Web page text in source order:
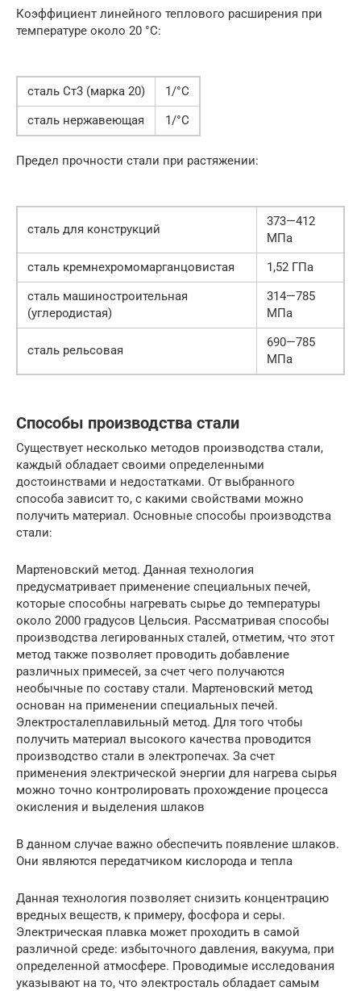
Коэффициент линейного теплового расширения при
температуре около 20 °C:
сталь Ст3 (марка 20)
1/°C
сталь нержавеющая
1/°C
Предел прочности стали при растяжении:
сталь для конструкций
373—412
МПа
сталь кремнехромомарганцовистая
1,52 ГПа
сталь машиностроительная
(углеродистая)
314—785
МПа
сталь рельсовая
690—785
МПа
Способы производства стали
Существует несколько методов производства стали,
каждый обладает своими определенными
достоинствами и недостатками. От выбранного
способа зависит то, с какими свойствами можно
получить материал. Основные способы производства
стали:
Мартеновский метод. Данная технология
предусматривает применение специальных печей,
которые способны нагревать сырье до температуры
около 2000 градусов Цельсия. Рассматривая способы
производства легированных сталей, отметим, что этот
метод также позволяет проводить добавление
различных примесей, за счет чего получаются
необычные по составу стали. Мартеновский метод
основан на применении специальных печей.
Электросталеплавильный метод. Для того чтобы
получить материал высокого качества проводится
производство стали в электропечах. За счет
применения электрической энергии для нагрева сырья
можно точно контролировать прохождение процесса
окисления и выделения шлаков
В данном случае важно обеспечить появление шлаков.
Они являются передатчиком кислорода и тепла
Данная технология позволяет снизить концентрацию
вредных веществ, к примеру, фосфора и серы.
Электрическая плавка может проходить в самой
различной среде: избыточного давления, вакуума, при
определенной атмосфере. Проводимые исследования
указывают на то, что электросталь обладает самым